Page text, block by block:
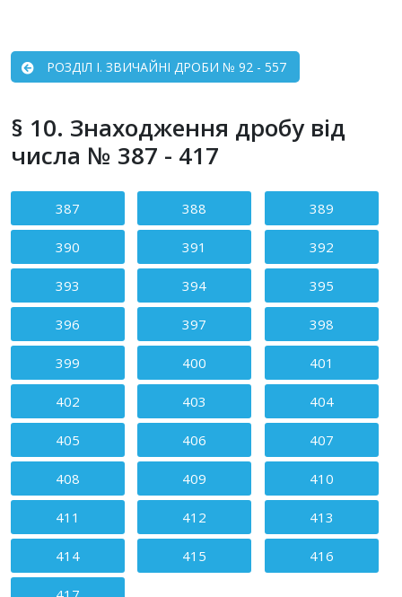
РОЗДIЛ I. ЗВИЧАЙНІ ДРОБИ № 92 - 557
§ 10. Знаходження дробу від
числа № 387 - 417
Зміст статті
387 388 389
390 391 392
393 394 395
396 397 398
399 400 401
402 403 404
405 406 407
408 409 410
411 412 413
414 415 416